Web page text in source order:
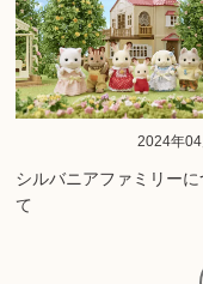
2024年04
シルバニアファミリー
て